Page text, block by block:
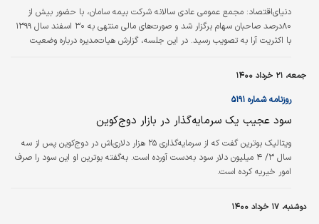
دنیای‌اقتصاد: مجمع عمومی عادی سالانه شرکت بیمه سامان، با حضور بیش از
۸۰درصد صاحبان‌ سهام برگزار شد و صورت‌های مالی منتهی به ۳۰ اسفند سال ۱۳۹۹
با اکثریت آرا به تصویب رسید. در این جلسه، گزارش هیات‌مدیره درباره وضعیت
قانونی در این جلسه گزارش خود را ارائه کرد.
جمعه، ۲۱ خرداد ۱۴۰۰
روزنامه شماره ۵۱۹۱
سود عجیب یک سرمایه‌گذار در بازار دوج‌کوین
ویتالیک بوترین گفت که از سرمایه‌گذاری ۲۵ هزار دلاری‌اش در دوج‌کوین پس از سه
سال ۳/ ۴ میلیون دلار سود به‌دست آورده است. به‌گفته بوترین او این سود را صرف
امور خیریه کرده است.
دوشنبه، ۱۷ خرداد ۱۴۰۰